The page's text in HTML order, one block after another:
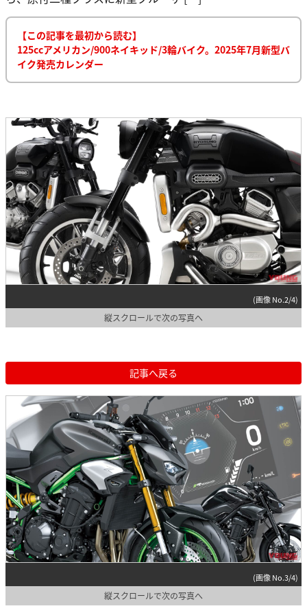
【この記事を最初から読む】
125ccアメリカン/900ネイキッド/3輪バイク。2025年7月新型バ
イク発売カレンダー
(画像 No.2/4)
縦スクロールで次の写真へ
記事へ戻る
(画像 No.3/4)
縦スクロールで次の写真へ